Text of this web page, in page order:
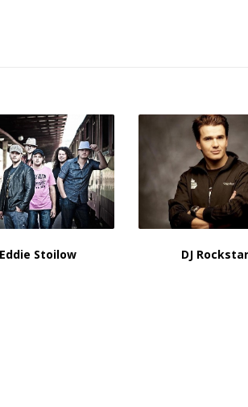
Eddie Stoilow DJ Rockstar